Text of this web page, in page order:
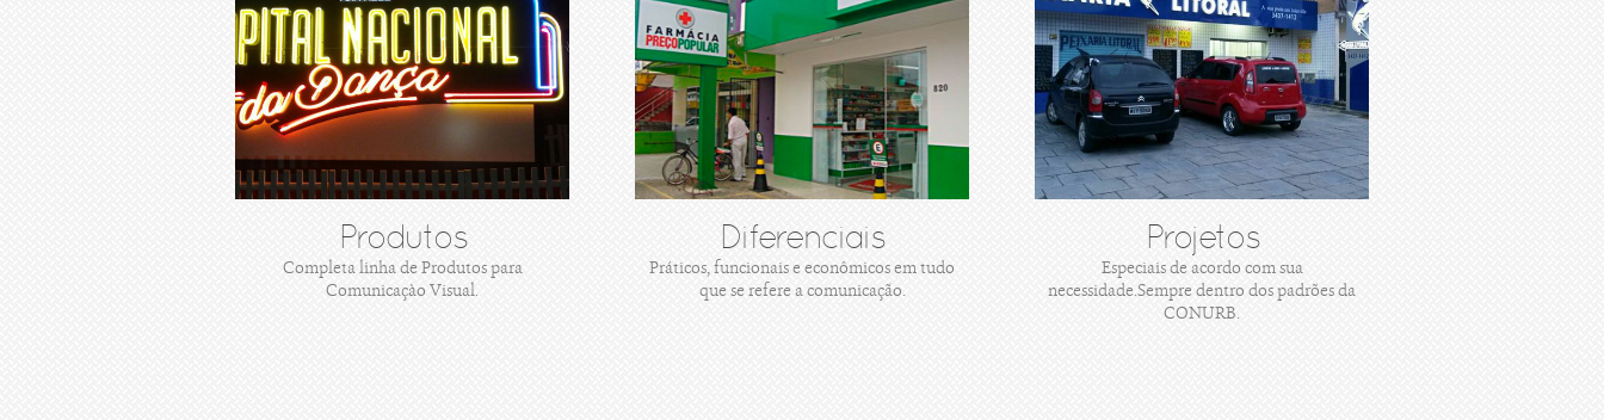
Produtos
Completa linha de Produtos para
Comunicaçào Visual.
Diferenciais
Práticos, funcionais e econômicos em tudo
que se refere a comunicação.
Projetos
Especiais de acordo com sua
necessidade.Sempre dentro dos padrões da
CONURB.